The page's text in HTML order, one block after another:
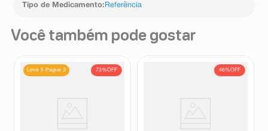
Tipo de Medicamento: Referência
Você também pode gostar
Leve 5 Pague 3 73%OFF 46%OFF